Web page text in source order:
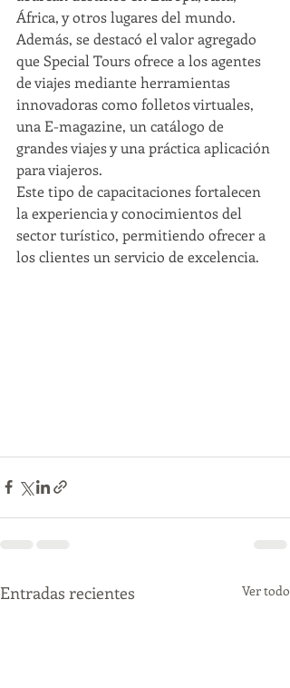
África, y otros lugares del mundo.
Además, se destacó el valor agregado
que Special Tours ofrece a los agentes
de viajes mediante herramientas
innovadoras como folletos virtuales,
una E-magazine, un catálogo de
grandes viajes y una práctica aplicación
para viajeros.
Este tipo de capacitaciones fortalecen
la experiencia y conocimientos del
sector turístico, permitiendo ofrecer a
los clientes un servicio de excelencia.
Entradas recientes Ver todo